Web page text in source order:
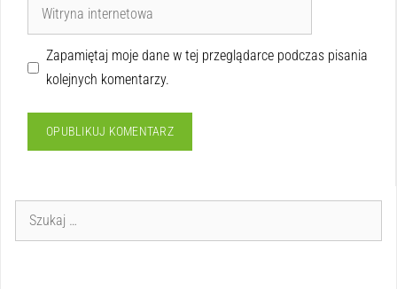
Zapamiętaj moje dane w tej przeglądarce podczas pisania
kolejnych komentarzy.